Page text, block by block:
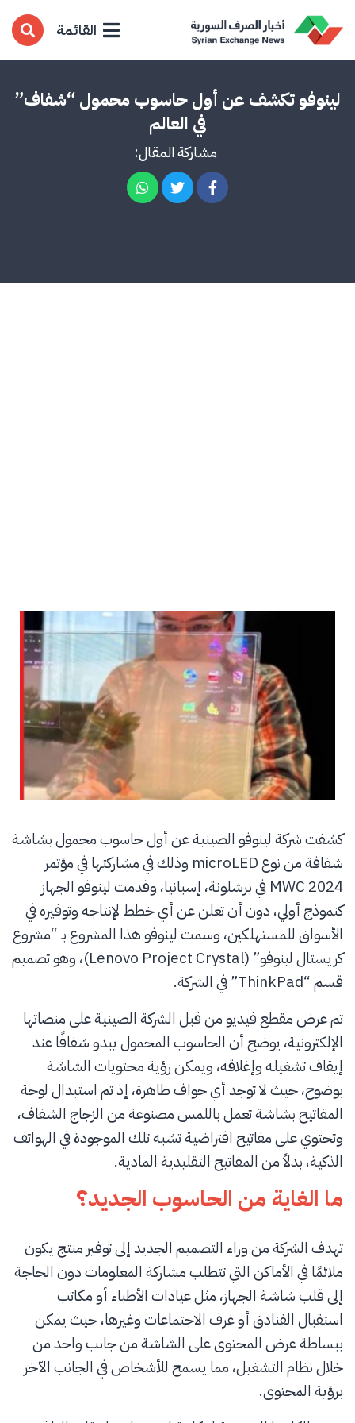
القائمة
لينوفو تكشف عن أول حاسوب محمول “شفاف”
في العالم
مشاركة المقال:
كشفت شركة لينوفو الصينية عن أول حاسوب محمول بشاشة
شفافة من نوع microLED وذلك في مشاركتها في مؤتمر
MWC 2024 في برشلونة، إسبانيا، وقدمت لينوفو الجهاز
كنموذج أولي، دون أن تعلن عن أي خطط لإنتاجه وتوفيره في
الأسواق للمستهلكين، وسمت لينوفو هذا المشروع بـ “مشروع
كريستال لينوفو” (Lenovo Project Crystal)، وهو تصميم
قسم “ThinkPad” في الشركة.
تم عرض مقطع فيديو من قبل الشركة الصينية على منصاتها
الإلكترونية، يوضح أن الحاسوب المحمول يبدو شفافًا عند
إيقاف تشغيله وإغلاقه، ويمكن رؤية محتويات الشاشة
بوضوح، حيث لا توجد أي حواف ظاهرة، إذ تم استبدال لوحة
المفاتيح بشاشة تعمل باللمس مصنوعة من الزجاج الشفاف،
وتحتوي على مفاتيح افتراضية تشبه تلك الموجودة في الهواتف
الذكية، بدلاً من المفاتيح التقليدية المادية.
ما الغاية من الحاسوب الجديد؟
تهدف الشركة من وراء التصميم الجديد إلى توفير منتج يكون
ملائمًا في الأماكن التي تتطلب مشاركة المعلومات دون الحاجة
إلى قلب شاشة الجهاز، مثل عيادات الأطباء أو مكاتب
استقبال الفنادق أو غرف الاجتماعات وغيرها، حيث يمكن
ببساطة عرض المحتوى على الشاشة من جانب واحد من
خلال نظام التشغيل، مما يسمح للأشخاص في الجانب الآخر
برؤية المحتوى.